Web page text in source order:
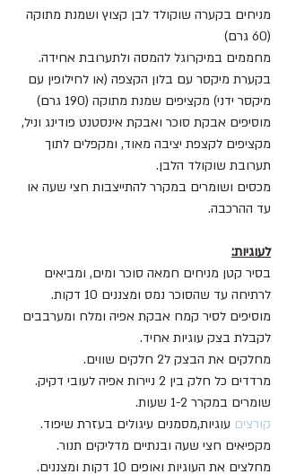
מניחים בקערה שוקולד לבן קצוץ ושמנת מתוקה
(60 גרם)
מחממים במיקרוגל להמסה ולתערובת אחידה.
בקערת מיקסר עם בלון הקצפה (או לחילופין עם
מיקסר ידני) מקציפים שמנת מתוקה (190 גרם)
מוסיפים אבקת סוכר ואבקת אינסטנט פודינג וניל,
מקציפים לקצפת יציבה מאוד, ומקפלים לתוך
תערובת שוקולד הלבן.
מכסים ושומרים במקרר להתייצבות חצי שעה או
עד ההרכבה.
לעוגיות:
בסיר קטן מניחים חמאה סוכר ומים, ומביאים
לרתיחה עד שהסוכר נמס ומצננים 10 דקות.
מוסיפים לסיר קמח אבקת אפיה ומלח ומערבבים
לקבלת בצק עוגיות אחיד.
מחלקים את הבצק ל2 חלקים שווים.
מרדדים כל חלק בין 2 ניירות אפיה לעובי דקיק.
שומרים במקרר 1-2 שעות.
קורצים עוגיות,מסמנים עיגולים בעזרת שיפוד.
מקפיאים חצי שעה ובנתיים מדליקים תנור.
מחלצים את העוגיות ואופים 10 דקות ומצננים.